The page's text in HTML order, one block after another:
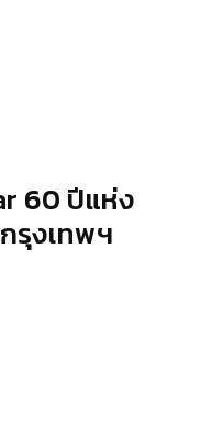
60 ปีแห่ง
รุงเทพฯ